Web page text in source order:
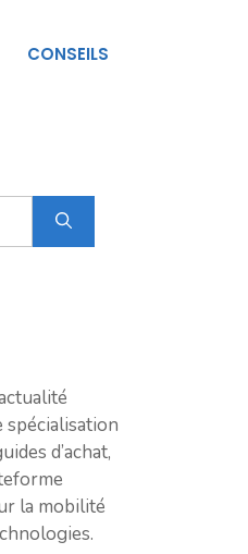
CONSEILS
spécialisation
d’achat,
la mobilité